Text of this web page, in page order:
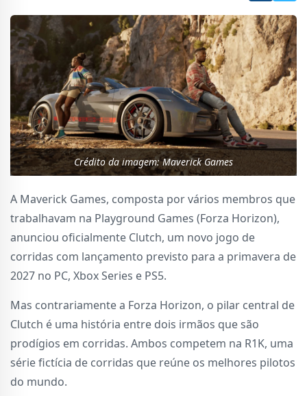
Crédito da imagem: Maverick Games
A Maverick Games, composta por vários membros que
trabalhavam na Playground Games (Forza Horizon),
anunciou oficialmente Clutch, um novo jogo de
corridas com lançamento previsto para a primavera de
2027 no PC, Xbox Series e PS5.
Mas contrariamente a Forza Horizon, o pilar central de
Clutch é uma história entre dois irmãos que são
prodígios em corridas. Ambos competem na R1K, uma
série fictícia de corridas que reúne os melhores pilotos
do mundo.